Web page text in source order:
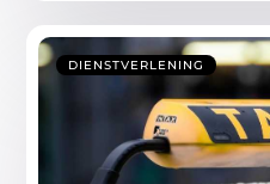
DIENSTVERLENING